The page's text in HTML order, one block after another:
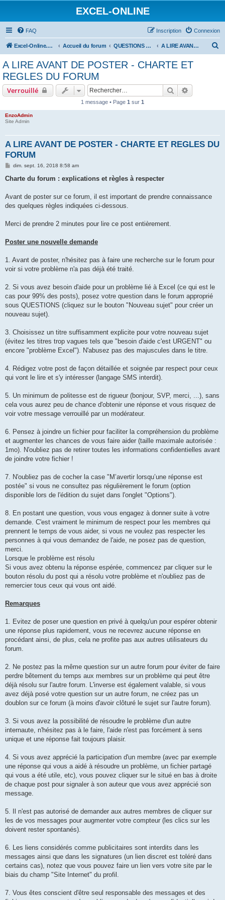
EXCEL-ONLINE
FAQ Connexion
Inscription
Excel-Online.net Accueil du forum QUESTIONS EXCEL A LIRE AVANT DE POSTER
A LIRE AVANT DE POSTER - CHARTE ET
REGLES DU FORUM
Verrouillé Rechercher
1 message • Page 1 sur 1
EnzoAdmin
Site Admin
A LIRE AVANT DE POSTER - CHARTE ET REGLES DU
FORUM
M
s
g
dim. sept. 16, 2018 8:58 am
Charte du forum : explications et règles à respecter
Avant de poster sur ce forum, il est important de prendre connaissance
des quelques règles indiquées ci-dessous.
Merci de prendre 2 minutes pour lire ce post entièrement.
Poster une nouvelle demande
1. Avant de poster, n'hésitez pas à faire une recherche sur le forum pour
voir si votre problème n'a pas déjà été traité.
2. Si vous avez besoin d'aide pour un problème lié à Excel (ce qui est le
cas pour 99% des posts), posez votre question dans le forum approprié
sous QUESTIONS (cliquez sur le bouton "Nouveau sujet" pour créer un
nouveau sujet).
3. Choisissez un titre suffisamment explicite pour votre nouveau sujet
(évitez les titres trop vagues tels que "besoin d'aide c'est URGENT" ou
encore "problème Excel"). N'abusez pas des majuscules dans le titre.
4. Rédigez votre post de façon détaillée et soignée par respect pour ceux
qui vont le lire et s'y intéresser (langage SMS interdit).
5. Un minimum de politesse est de rigueur (bonjour, SVP, merci, ...), sans
cela vous aurez peu de chance d'obtenir une réponse et vous risquez de
voir votre message verrouillé par un modérateur.
6. Pensez à joindre un fichier pour faciliter la compréhension du problème
et augmenter les chances de vous faire aider (taille maximale autorisée :
1mo). N'oubliez pas de retirer toutes les informations confidentielles avant
de joindre votre fichier !
7. N'oubliez pas de cocher la case "M’avertir lorsqu’une réponse est
postée" si vous ne consultez pas régulièrement le forum (option
disponible lors de l'édition du sujet dans l'onglet "Options").
8. En postant une question, vous vous engagez à donner suite à votre
demande. C'est vraiment le minimum de respect pour les membres qui
prennent le temps de vous aider, si vous ne voulez pas respecter les
personnes à qui vous demandez de l'aide, ne posez pas de question,
merci.
Lorsque le problème est résolu
Si vous avez obtenu la réponse espérée, commencez par cliquer sur le
bouton résolu du post qui a résolu votre problème et n'oubliez pas de
remercier tous ceux qui vous ont aidé.
Remarques
1. Evitez de poser une question en privé à quelqu'un pour espérer obtenir
une réponse plus rapidement, vous ne recevrez aucune réponse en
procédant ainsi, de plus, cela ne profite pas aux autres utilisateurs du
forum.
2. Ne postez pas la même question sur un autre forum pour éviter de faire
perdre bêtement du temps aux membres sur un problème qui peut être
déjà résolu sur l'autre forum. L'inverse est également valable, si vous
avez déjà posé votre question sur un autre forum, ne créez pas un
doublon sur ce forum (à moins d'avoir clôturé le sujet sur l'autre forum).
3. Si vous avez la possibilité de résoudre le problème d'un autre
internaute, n'hésitez pas à le faire, l'aide n'est pas forcément à sens
unique et une réponse fait toujours plaisir.
4. Si vous avez apprécié la participation d'un membre (avec par exemple
une réponse qui vous a aidé à résoudre un problème, un fichier partagé
qui vous a été utile, etc), vous pouvez cliquer sur le situé en bas à droite
de chaque post pour signaler à son auteur que vous avez apprécié son
message.
5. Il n'est pas autorisé de demander aux autres membres de cliquer sur
les de vos messages pour augmenter votre compteur (les clics sur les
doivent rester spontanés).
6. Les liens considérés comme publicitaires sont interdits dans les
messages ainsi que dans les signatures (un lien discret est toléré dans
certains cas), notez que vous pouvez faire un lien vers votre site par le
biais du champ "Site Internet" du profil.
7. Vous êtes conscient d'être seul responsable des messages et des